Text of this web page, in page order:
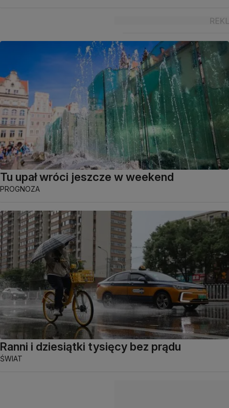
Tu upał wróci jeszcze w weekend
PROGNOZA
Ranni i dziesiątki tysięcy bez prądu
ŚWIAT